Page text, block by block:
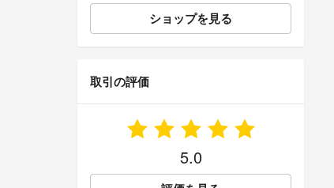
ショップを見る
取引の評価
5.0